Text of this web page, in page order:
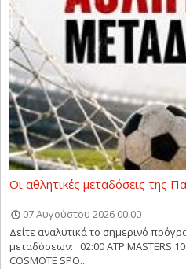
Οι αθλητικές μεταδόσεις της
07 Αυγούστου 2026 00:00
Δείτε αναλυτικά το σημερινό
μεταδόσεων: 02:00 ATP MASTERS
COSMOTE SPO...